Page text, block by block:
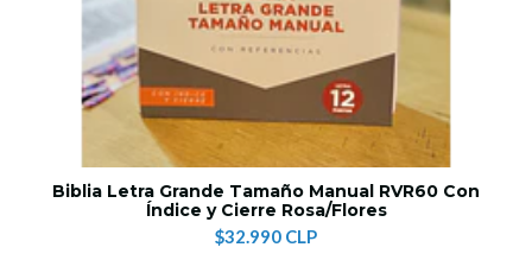
Biblia Letra Grande Tamaño Manual RVR60 Con
Índice y Cierre Rosa/Flores
$32.990 CLP